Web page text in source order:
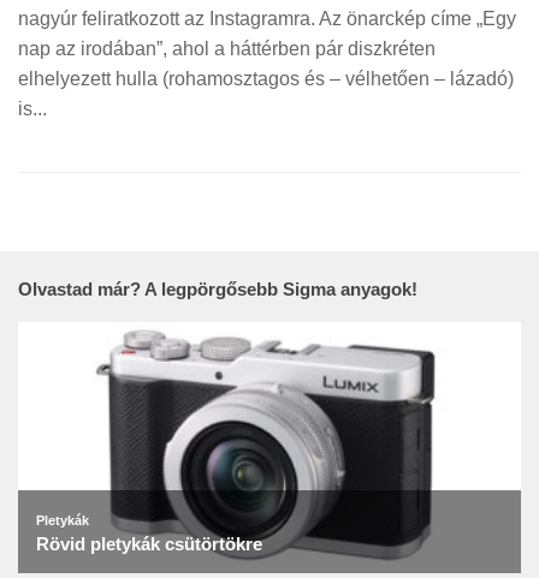
nagyúr feliratkozott az Instagramra. Az önarckép címe „Egy
nap az irodában”, ahol a háttérben pár diszkréten
elhelyezett hulla (rohamosztagos és – vélhetően – lázadó)
is...
Olvastad már? A legpörgősebb Sigma anyagok!